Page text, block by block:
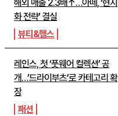
해외 매출 2.3배↑…아떼, ‘현지
화 전략’ 결실
뷰티&헬스
레인스, 첫 ‘풋웨어 컬렉션’ 공
개…’드라이부츠’로 카테고리 확
장
패션